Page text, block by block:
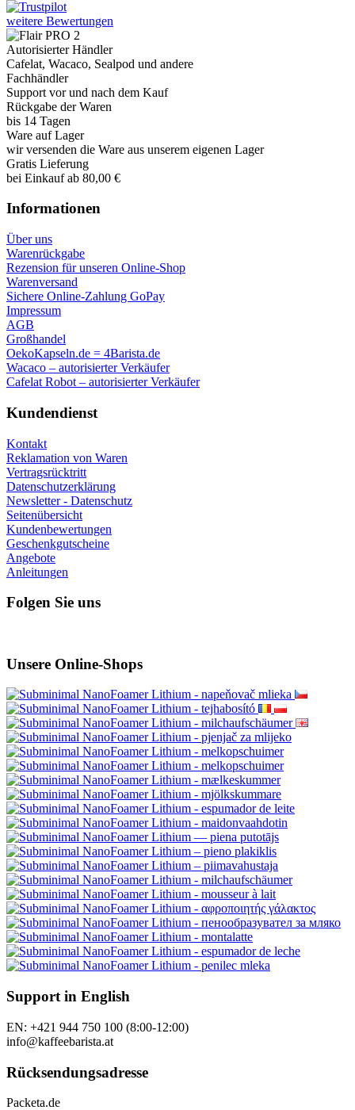
weitere Bewertungen
Autorisierter Händler
Cafelat, Wacaco, Sealpod und andere
Fachhändler
Support vor und nach dem Kauf
Rückgabe der Waren
bis 14 Tagen
Ware auf Lager
wir versenden die Ware aus unserem eigenen Lager
Gratis Lieferung
bei Einkauf ab 80,00 €
Informationen
Über uns
Warenrückgabe
Rezension für unseren Online-Shop
Warenversand
Sichere Online-Zahlung GoPay
Impressum
AGB
Großhandel
OekoKapseln.de = 4Barista.de
Wacaco – autorisierter Verkäufer
Cafelat Robot – autorisierter Verkäufer
Kundendienst
Kontakt
Reklamation von Waren
Vertragsrücktritt
Datenschutzerklärung
Newsletter - Datenschutz
Seitenübersicht
Kundenbewertungen
Geschenkgutscheine
Angebote
Anleitungen
Folgen Sie uns
Unsere Online-Shops
Support in English
EN: +421 944 750 100 (8:00-12:00)
info@kaffeebarista.at
Rücksendungsadresse
Packeta.de